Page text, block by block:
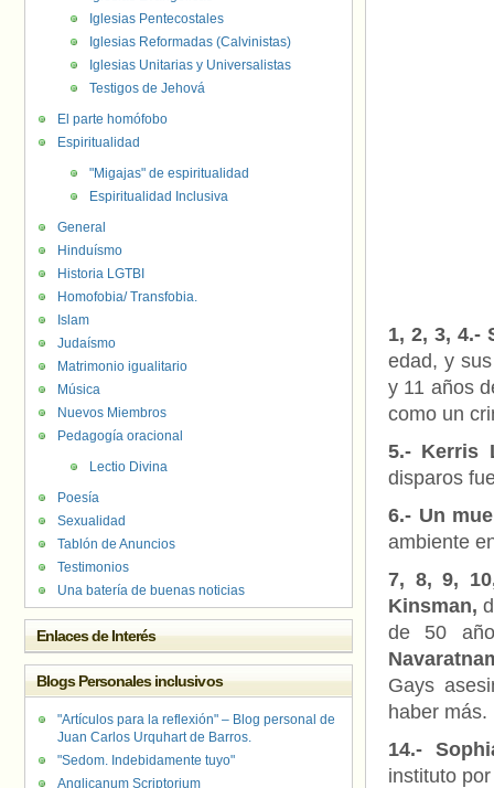
1, 2, 3, 4.-
edad, y
y 11 años
como un
5.- Kerris
disparos
6.- Un
ambiente
7, 8, 9,
Kinsman,
de 50
Gays
haber más.
14.-
instituto
Iglesias Pentecostales
Iglesias Reformadas (Calvinistas)
Iglesias Unitarias y Universalistas
Testigos de Jehová
El parte homófobo
Espiritualidad
"Migajas" de espiritualidad
Espiritualidad Inclusiva
General
Hinduísmo
Historia LGTBI
Homofobia/ Transfobia.
Islam
Judaísmo
Matrimonio igualitario
Música
Nuevos Miembros
Pedagogía oracional
Lectio Divina
Poesía
Sexualidad
Tablón de Anuncios
Testimonios
Una batería de buenas noticias
Enlaces de Interés
Blogs Personales inclusivos
"Artículos para la reflexión" – Blog personal de
Juan Carlos Urquhart de Barros.
"Sedom. Indebidamente tuyo"
Anglicanum Scriptorium